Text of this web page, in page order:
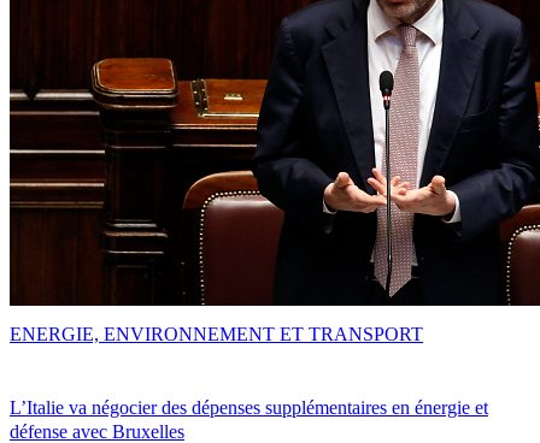
L’Italie va négocier des dépenses supplémentaires en énergie et
défense avec Bruxelles
ENERGIE, ENVIRONNEMENT ET TRANSPORT